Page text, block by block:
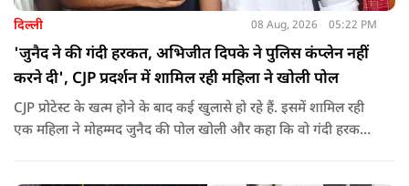
दिल्ली 08 Aug, 2026 05:22 PM
'जुनैद ने की गंदी हरकत, अभिजीत दिपके ने पुलिस कंप्लेन नहीं
करने दी', CJP प्रदर्शन में शामिल रही महिला ने खोली पोल
CJP प्रोटेस्ट के खत्म होने के बाद कई खुलासे हो रहे हैं. इसमें शामिल रही
एक महिला ने मोहम्मद जुनैद की पोल खोली और कहा कि वो गंदी हरकतें